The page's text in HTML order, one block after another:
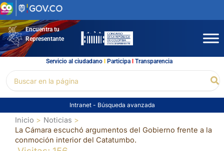
Ir
al
contenidoEncuentra tu
Representante
Servicio al ciudadano l Participal Transparencia
por:
Intranet - Búsqueda avanzada
Inicio
Noticias
La Cámara escuchó argumentos del Gobierno frente a la
conmoción interior del Catatumbo.